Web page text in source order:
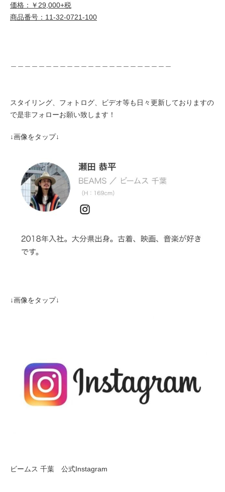
価格：￥29,000+税
商品番号：11-32-0721-100
スタイリング、フォトログ、ビデオ等も日々更新しておりますの
で是非フォローお願い致します！
↓画像をタップ↓
↓画像をタップ↓
ビームス 千葉 公式Instagram